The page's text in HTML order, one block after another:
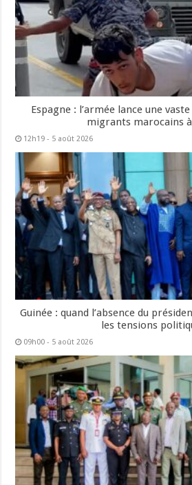
Espagne : l’armée lance une
migrants marocains
12h19 - 5 août 2026
Guinée : quand l’absence du
les tensions
09h00 - 5 août 2026